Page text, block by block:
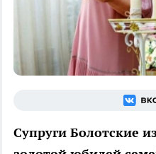
Супруги Болотские